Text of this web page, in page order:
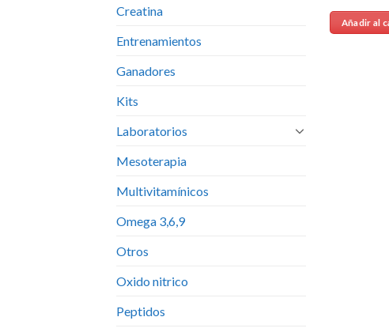
Creatina
Entrenamientos
Ganadores
Kits
Laboratorios
Mesoterapia
Multivitamínicos
Omega 3,6,9
Otros
Oxido nitrico
Peptidos
Añadir al